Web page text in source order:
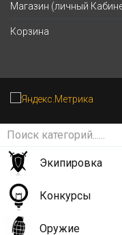
Магазин (личный
Корзина
Экипировка
Конкурсы
Оружие